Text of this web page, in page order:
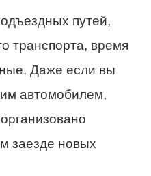
путей,
транспорта, время
Даже если вы
автомобилем,
заезде новых